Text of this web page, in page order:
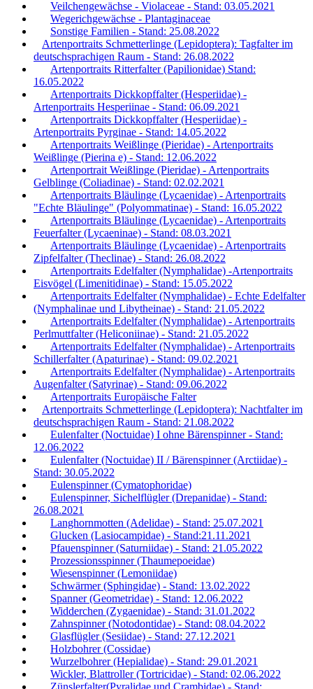
Veilchengewächse - Violaceae - Stand: 03.05.2021
Wegerichgewächse - Plantaginaceae
Sonstige Familien - Stand: 25.08.2022
Artenportraits Schmetterlinge (Lepidoptera): Tagfalter im
deutschsprachigen Raum - Stand: 26.08.2022
Artenportraits Ritterfalter (Papilionidae) Stand:
16.05.2022
Artenportraits Dickkopffalter (Hesperiidae) -
Artenportraits Hesperiinae - Stand: 06.09.2021
Artenportraits Dickkopffalter (Hesperiidae) -
Artenportraits Pyrginae - Stand: 14.05.2022
Artenportraits Weißlinge (Pieridae) - Artenportraits
Weißlinge (Pierina e) - Stand: 12.06.2022
Artenportrait Weißlinge (Pieridae) - Artenportraits
Gelblinge (Coliadinae) - Stand: 02.02.2021
Artenportraits Bläulinge (Lycaenidae) - Artenportraits
"Echte Bläulinge" (Polyommatinae) - Stand: 16.05.2022
Artenportraits Bläulinge (Lycaenidae) - Artenportraits
Feuerfalter (Lycaeninae) - Stand: 08.03.2021
Artenportraits Bläulinge (Lycaenidae) - Artenportraits
Zipfelfalter (Theclinae) - Stand: 26.08.2022
Artenportraits Edelfalter (Nymphalidae) -Artenportraits
Eisvögel (Limenitidinae) - Stand: 15.05.2022
Artenportraits Edelfalter (Nymphalidae) - Echte Edelfalter
(Nymphalinae und Libytheinae) - Stand: 21.05.2022
Artenportraits Edelfalter (Nymphalidae) - Artenportraits
Perlmuttfalter (Heliconiinae) - Stand: 21.05.2022
Artenportraits Edelfalter (Nymphalidae) - Artenportraits
Schillerfalter (Apaturinae) - Stand: 09.02.2021
Artenportraits Edelfalter (Nymphalidae) - Artenportraits
Augenfalter (Satyrinae) - Stand: 09.06.2022
Artenportraits Europäische Falter
Artenportraits Schmetterlinge (Lepidoptera): Nachtfalter im
deutschsprachigen Raum - Stand: 21.08.2022
Eulenfalter (Noctuidae) I ohne Bärenspinner - Stand:
12.06.2022
Eulenfalter (Noctuidae) II / Bärenspinner (Arctiidae) -
Stand: 30.05.2022
Eulenspinner (Cymatophoridae)
Eulenspinner, Sichelflügler (Drepanidae) - Stand:
26.08.2021
Langhornmotten (Adelidae) - Stand: 25.07.2021
Glucken (Lasiocampidae) - Stand:21.11.2021
Pfauenspinner (Saturniidae) - Stand: 21.05.2022
Prozessionsspinner (Thaumepoeidae)
Wiesenspinner (Lemoniidae)
Schwärmer (Sphingidae) - Stand: 13.02.2022
Spanner (Geometridae) - Stand: 12.06.2022
Widderchen (Zygaenidae) - Stand: 31.01.2022
Zahnspinner (Notodontidae) - Stand: 08.04.2022
Glasflügler (Sesiidae) - Stand: 27.12.2021
Holzbohrer (Cossidae)
Wurzelbohrer (Hepialidae) - Stand: 29.01.2021
Wickler, Blattroller (Tortricidae) - Stand: 02.06.2022
Zünslerfalter(Pyralidae und Crambidae) - Stand: